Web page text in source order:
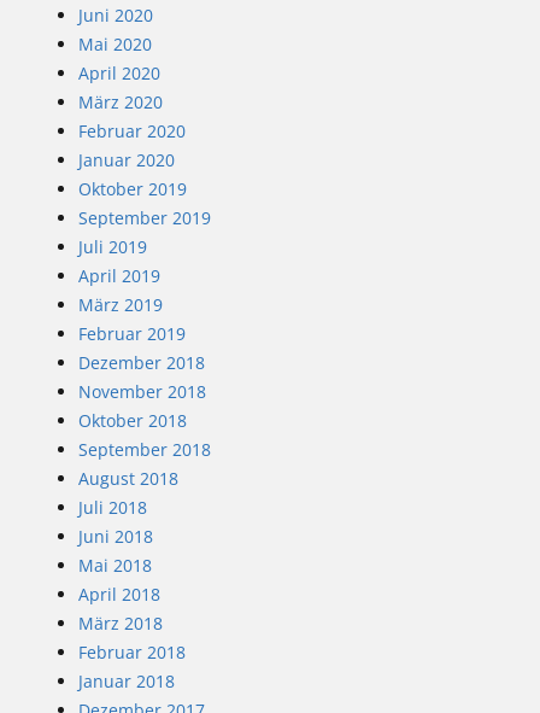
Juni 2020
Mai 2020
April 2020
März 2020
Februar 2020
Januar 2020
Oktober 2019
September 2019
Juli 2019
April 2019
März 2019
Februar 2019
Dezember 2018
November 2018
Oktober 2018
September 2018
August 2018
Juli 2018
Juni 2018
Mai 2018
April 2018
März 2018
Februar 2018
Januar 2018